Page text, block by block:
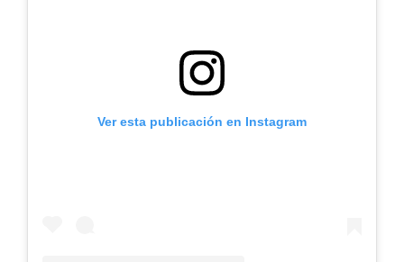
Ver esta publicación en Instagram